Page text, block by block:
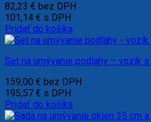
82,23 € bez DPH
101,14 € s DPH
Pridať do košíka
Set na umývanie podlahy – vozík
159,00 € bez DPH
195,57 € s DPH
Pridať do košíka